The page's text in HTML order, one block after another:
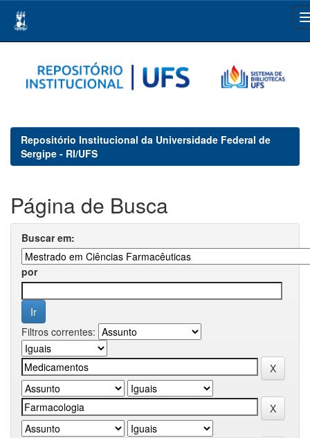
navigation
Repositório Institucional da Universidade Federal de
Sergipe - RI/UFS
Página de Busca
Buscar em:
por
Filtros correntes: